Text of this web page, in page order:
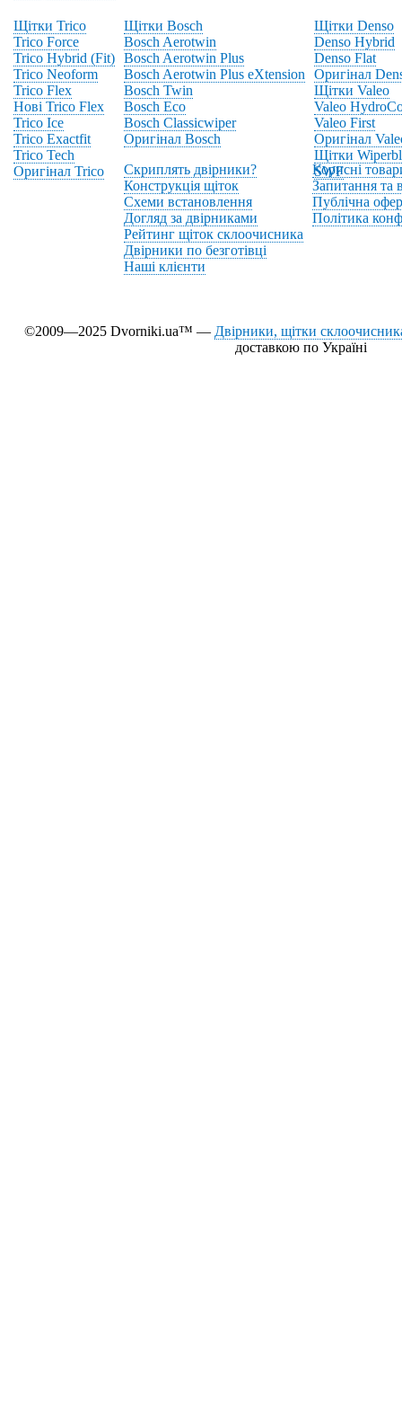
Щітки Trico
Trico Force
Trico Hybrid (Fit)
Trico Neoform
Trico Flex
Нові Trico Flex
Trico Ice
Trico Exactfit
Trico Tech
Оригінал Trico
Щітки Bosch
Bosch Aerotwin
Bosch Aerotwin Plus
Bosch Aerotwin Plus eXtension
Bosch Twin
Bosch Eco
Bosch Classicwiper
Оригінал Bosch
Щітки Denso
Denso Hybrid
Denso Flat
Оригінал
Щітки Valeo
Valeo
Valeo First
Оригінал
Щітки
SWF
Скриплять двірники?
Конструкція щіток
Схеми встановлення
Догляд за двірниками
Рейтинг щіток склоочисника
Двірники по безготівці
Наші клієнти
Корисні
Запитання та
Публічна
Політика
©2009—2025 Dvorniki.ua™ — Двірники, щітки
доставкою по Україні